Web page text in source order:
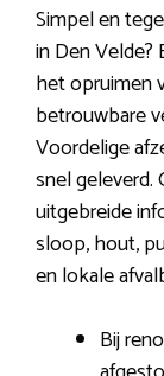
Simpel en
in Den
het opruimen
betrouwbare
Voordelige
snel
uitgebreide
sloop, hout,
en lokale
Bij